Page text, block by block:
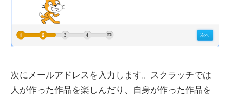
次にメールアドレスを入力します。スクラッチでは
人が作った作品を楽しんだり、自身が作った作品を